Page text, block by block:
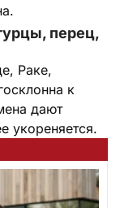
перец,
Раке,
к
дают
укореняется.